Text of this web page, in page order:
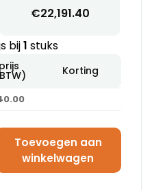
€22,191.40
bij1 stuks
Korting
aantal
Toevoegen aan
winkelwagen